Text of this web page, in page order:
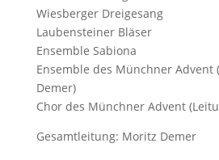
Wiesberger Dreigesang
Laubensteiner Bläser
Ensemble Sabiona
Ensemble des Münchner Advent
Demer)
Chor des Münchner Advent
Gesamtleitung: Moritz Demer